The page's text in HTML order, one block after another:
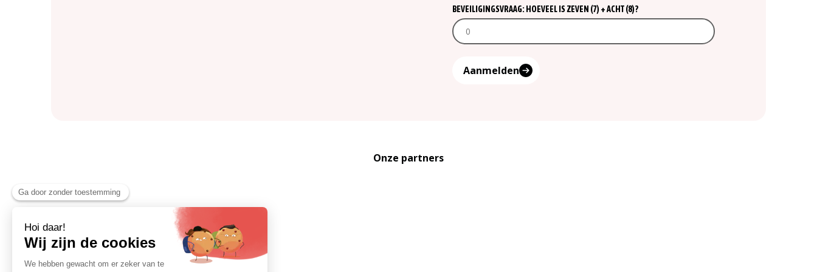
BEVEILIGINGSVRAAG: HOEVEEL IS ZEVEN (7) + ACHT (8)?
Aanmelden
Onze partners